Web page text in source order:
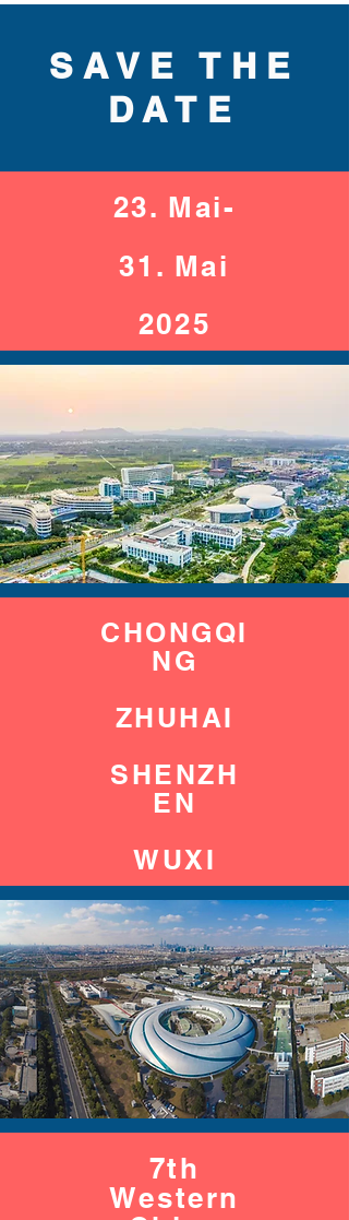
SAVE THE
DATE
23. Mai-
31. Mai
2025
CHONGQI
NG
ZHUHAI
SHENZH
EN
WUXI
7th
Western